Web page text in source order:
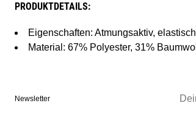
PRODUKTDETAILS:
Eigenschaften: Atmungsaktiv,
Material: 67% Polyester, 31%
Newsletter